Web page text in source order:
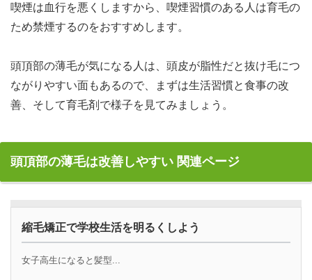
喫煙は血行を悪くしますから、喫煙習慣のある人は育毛の
ため禁煙するのをおすすめします。
頭頂部の薄毛が気になる人は、頭皮が脂性だと抜け毛につ
ながりやすい面もあるので、まずは生活習慣と食事の改
善、そして育毛剤で様子を見てみましょう。
頭頂部の薄毛は改善しやすい 関連ページ
縮毛矯正で学校生活を明るくしよう
女子高生になると髪型...